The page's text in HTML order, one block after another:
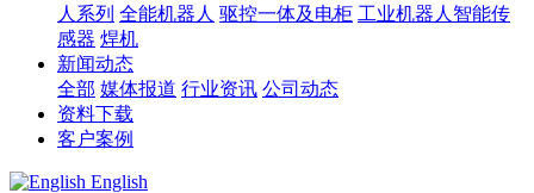
人系列 全能机器人 驱控一体及电柜 工业机器人智能传
感器 焊机
新闻动态
全部 媒体报道 行业资讯 公司动态
资料下载
客户案例
English